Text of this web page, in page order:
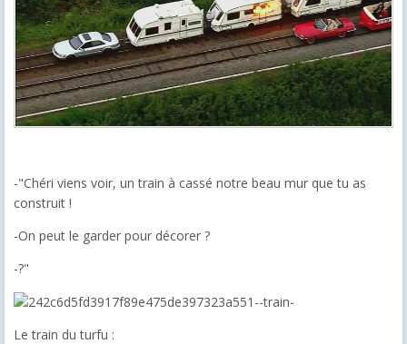
-"Chéri viens voir, un train à cassé notre beau mur que tu as
construit !
-On peut le garder pour décorer ?
-?"
Le train du turfu :